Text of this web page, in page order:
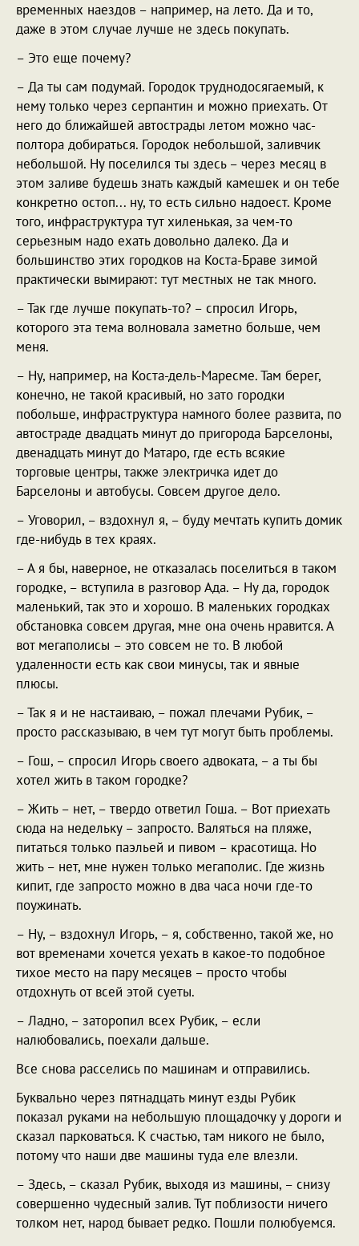
временных наездов – например, на лето. Да и то,
даже в этом случае лучше не здесь покупать.
– Это еще почему?
– Да ты сам подумай. Городок труднодосягаемый, к
нему только через серпантин и можно приехать. От
него до ближайшей автострады летом можно час-
полтора добираться. Городок небольшой, заливчик
небольшой. Ну поселился ты здесь – через месяц в
этом заливе будешь знать каждый камешек и он тебе
конкретно остоп... ну, то есть сильно надоест. Кроме
того, инфраструктура тут хиленькая, за чем-то
серьезным надо ехать довольно далеко. Да и
большинство этих городков на Коста-Браве зимой
практически вымирают: тут местных не так много.
– Так где лучше покупать-то? – спросил Игорь,
которого эта тема волновала заметно больше, чем
меня.
– Ну, например, на Коста-дель-Маресме. Там берег,
конечно, не такой красивый, но зато городки
побольше, инфраструктура намного более развита, по
автостраде двадцать минут до пригорода Барселоны,
двенадцать минут до Матаро, где есть всякие
торговые центры, также электричка идет до
Барселоны и автобусы. Совсем другое дело.
– Уговорил, – вздохнул я, – буду мечтать купить домик
где-нибудь в тех краях.
– А я бы, наверное, не отказалась поселиться в таком
городке, – вступила в разговор Ада. – Ну да, городок
маленький, так это и хорошо. В маленьких городках
обстановка совсем другая, мне она очень нравится. А
вот мегаполисы – это совсем не то. В любой
удаленности есть как свои минусы, так и явные
плюсы.
– Так я и не настаиваю, – пожал плечами Рубик, –
просто рассказываю, в чем тут могут быть проблемы.
– Гош, – спросил Игорь своего адвоката, – а ты бы
хотел жить в таком городке?
– Жить – нет, – твердо ответил Гоша. – Вот приехать
сюда на недельку – запросто. Валяться на пляже,
питаться только паэльей и пивом – красотища. Но
жить – нет, мне нужен только мегаполис. Где жизнь
кипит, где запросто можно в два часа ночи где-то
поужинать.
– Ну, – вздохнул Игорь, – я, собственно, такой же, но
вот временами хочется уехать в какое-то подобное
тихое место на пару месяцев – просто чтобы
отдохнуть от всей этой суеты.
– Ладно, – заторопил всех Рубик, – если
налюбовались, поехали дальше.
Все снова расселись по машинам и отправились.
Буквально через пятнадцать минут езды Рубик
показал руками на небольшую площадочку у дороги и
сказал парковаться. К счастью, там никого не было,
потому что наши две машины туда еле влезли.
– Здесь, – сказал Рубик, выходя из машины, – снизу
совершенно чудесный залив. Тут поблизости ничего
толком нет, народ бывает редко. Пошли полюбуемся.